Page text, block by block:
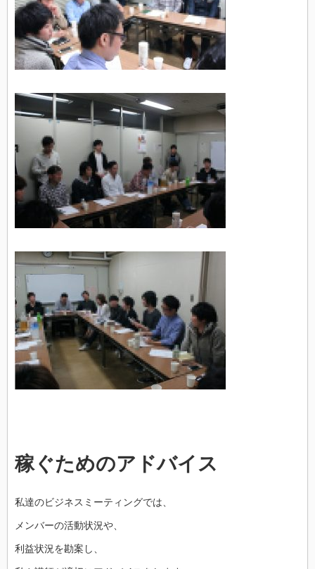
稼ぐためのアドバイス
私達のビジネスミーティングでは、
メンバーの活動状況や、
利益状況を勘案し、